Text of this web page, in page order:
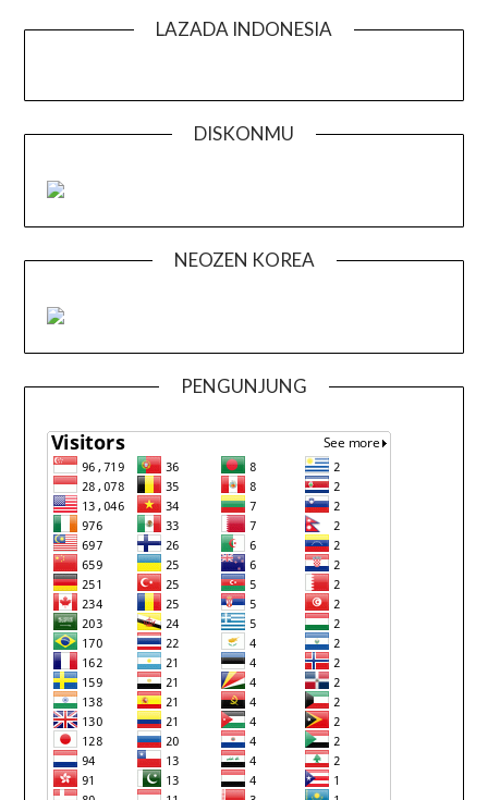
LAZADA INDONESIA
DISKONMU
NEOZEN KOREA
PENGUNJUNG